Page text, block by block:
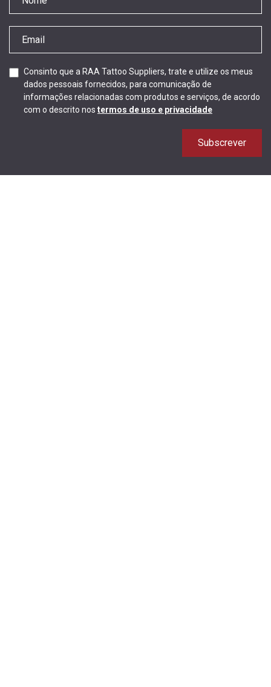
Consinto que a RAA Tattoo Suppliers, trate e utilize os meus
dados pessoais fornecidos, para comunicação de
informações relacionadas com produtos e serviços, de acordo
com o descrito nos termos de uso e privacidade
Subscrever